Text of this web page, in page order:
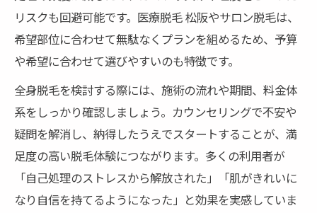
リスクも回避可能です。医療脱毛 松阪やサロン脱毛は、
希望部位に合わせて無駄なくプランを組めるため、予算
や希望に合わせて選びやすいのも特徴です。
全身脱毛を検討する際には、施術の流れや期間、料金体
系をしっかり確認しましょう。カウンセリングで不安や
疑問を解消し、納得したうえでスタートすることが、満
足度の高い脱毛体験につながります。多くの利用者が
「自己処理のストレスから解放された」「肌がきれいに
なり自信を持てるようになった」と効果を実感していま